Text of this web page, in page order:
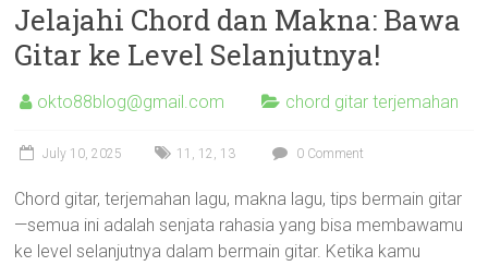
Jelajahi Chord dan Makna: Bawa
Gitar ke Level Selanjutnya!
okto88blog@gmail.com chord gitar terjemahan
July 10, 2025 11 , 12 , 13 0 Comment
Chord gitar, terjemahan lagu, makna lagu, tips bermain gitar
—semua ini adalah senjata rahasia yang bisa membawamu
ke level selanjutnya dalam bermain gitar. Ketika kamu